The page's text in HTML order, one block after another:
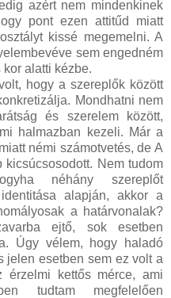
azért nem mindenkinek
pont ezen attitűd miatt
kissé megemelni. A
sem engedném
alatti kézbe.
hogy a szereplők között
Mondhatni nem
és szerelem között,
halmazban kezeli. Már a
némi számotvetés, de A
kicsúcsosodott. Nem tudom
néhány szereplőt
alapján, akkor a
a határvonalak?
ejtő, sok esetben
Úgy vélem, hogy haladó
jelen esetben sem ez volt a
érzelmi kettős mérce, ami
tudtam megfelelően